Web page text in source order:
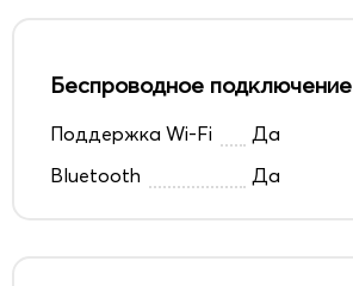
Беспроводное подключение
Поддержка Wi-Fi
Да
Bluetooth
Да